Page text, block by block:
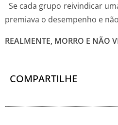
Se cada grupo reivindicar
premiava o desempenho e
REALMENTE, MORRO E NÃO
COMPARTILHE